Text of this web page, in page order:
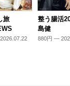
旅
整う腸活
島健
880円 —